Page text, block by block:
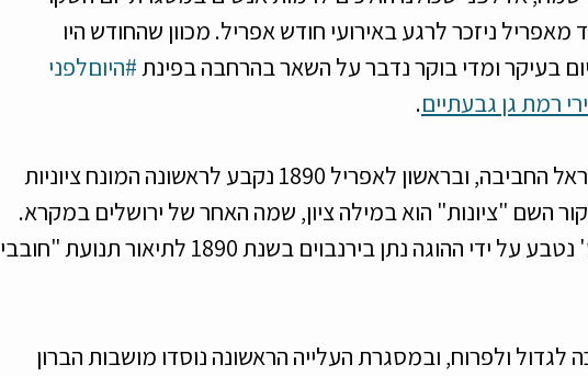
דייטים צרכנות
מאפריל ניזכר לרגע באירועי חודש אפריל. מכוון שהחודש היו
בעיקר ומדי בוקר נדבר על השאר בהרחבה בפינת #היוםלפני
רמת גן גבעתיים.
אז נתחיל תחילה בארץ ישראל החביבה, ובראשון לאפריל 1890 נקבע לראשונה המונח ציוניות
השם "ציונות" הוא במילה ציון, שמה האחר של ירושלים במקרא.
המונח המודרני 'ציוניזמוס' נטבע על ידי ההוגה נתן בירנבוים בשנת 1890 לתיאור תנועת "חובבי
לגדול ולפרוח, ובמסגרת העלייה הראשונה נוסדו מושבות הברון